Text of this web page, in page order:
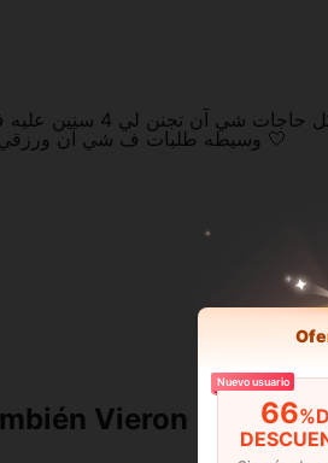
حلوه ي حلوين لانه
وسيطه طلبات ف شي آن ورزقي عليه لايك بليز يوفقكم ويسعدكم دايماً 🤍
Vieron
Nuevo usuario
66